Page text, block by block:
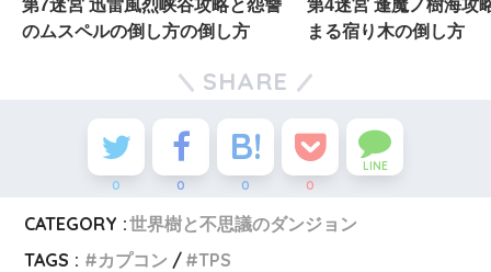
第7迷宮 迅雷風烈峡谷攻略と怨讐
のムスペルの倒し方の倒し方
第4迷宮 逢魔ノ樹海攻
まる宿り木の倒し方
SHARE
0 0 0 0
LINE
CATEGORY :世界樹と不思議のダンジョン
TAGS :
カプコン TPS